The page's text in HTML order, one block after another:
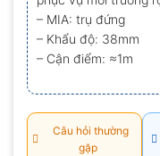
– MIA: trụ đứng
– Khẩu độ: 38mm
– Cận điểm: ≈1m
Câu hỏi thường
gặp